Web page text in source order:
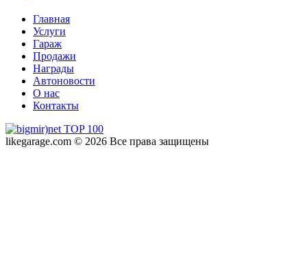
Главная
Услуги
Гараж
Продажи
Награды
Автоновости
О нас
Контакты
likegarage.com © 2026 Все права защищены